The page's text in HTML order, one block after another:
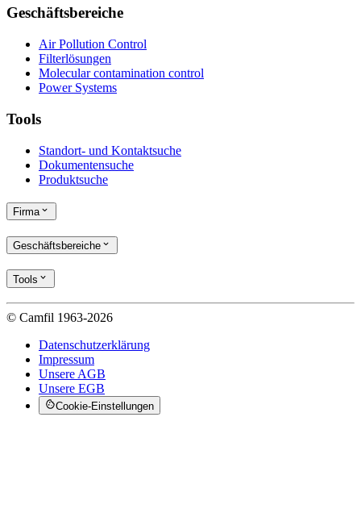
Geschäftsbereiche
Air Pollution Control
Filterlösungen
Molecular contamination control
Power Systems
Tools
Standort- und Kontaktsuche
Dokumentensuche
Produktsuche
Firma
Geschäftsbereiche
Tools
© Camfil 1963-2026
Datenschutzerklärung
Impressum
Unsere AGB
Unsere EGB
Cookie-Einstellungen